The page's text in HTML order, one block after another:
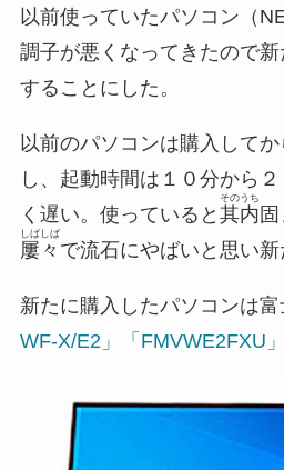
以前使っていたパソコン（
調子が悪くなってきたので
することにした。
以前のパソコンは購入して
し、起動時間は１０分から
く遅い。使っていると 其内
そのうち
屢々
しばしば
で流石にやばいと思い新
新たに購入したパソコンは
WF-X/E2」「FMVWE2FXU」